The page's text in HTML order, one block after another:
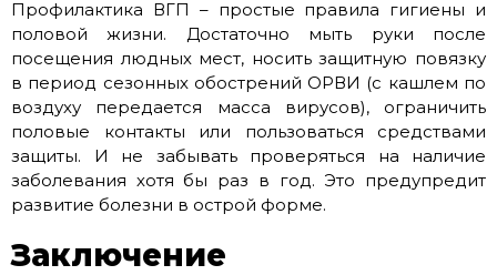
Профилактика ВГП – простые правила гигиены и
половой жизни. Достаточно мыть руки после
посещения людных мест, носить защитную повязку
в период сезонных обострений ОРВИ (с кашлем по
воздуху передается масса вирусов), ограничить
половые контакты или пользоваться средствами
защиты. И не забывать проверяться на наличие
заболевания хотя бы раз в год. Это предупредит
развитие болезни в острой форме.
Заключение